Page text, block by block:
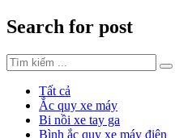
Search for post
Tất cả
Ắc quy xe máy
Bi nồi xe tay ga
Bình ắc quy xe máy điện